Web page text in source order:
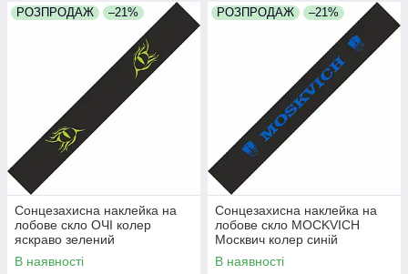
РОЗПРОДАЖ –21%
Сонцезахисна наклейка на
лобове скло ОЧІ колер
яскраво зелений
В наявності
РОЗПРОДАЖ –21%
Сонцезахисна наклейка на
лобове скло MOCKVICH
Москвич колер синій
В наявності